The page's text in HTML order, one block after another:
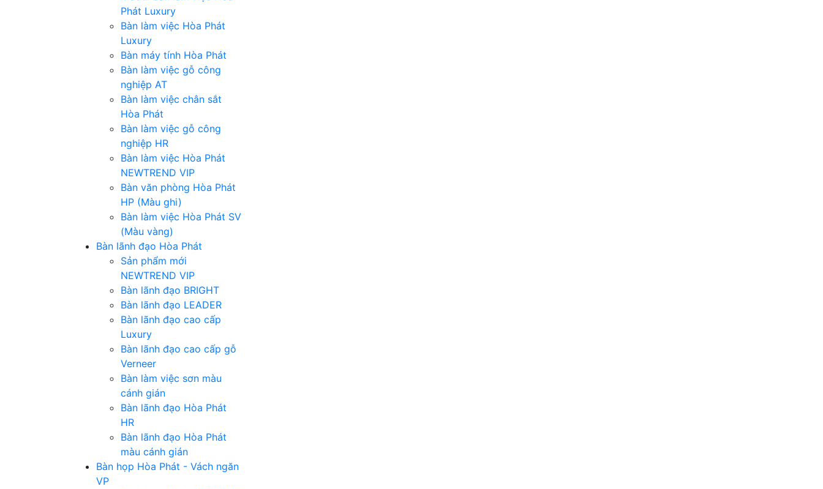
Phát Luxury
Bàn làm việc Hòa Phát
Luxury
Bàn máy tính Hòa Phát
Bàn làm việc gỗ công
nghiệp AT
Bàn làm việc chân sắt
Hòa Phát
Bàn làm việc gỗ công
nghiệp HR
Bàn làm việc Hòa Phát
NEWTREND VIP
Bàn văn phòng Hòa Phát
HP (Màu ghi)
Bàn làm việc Hòa Phát SV
(Màu vàng)
Bàn lãnh đạo Hòa Phát
Sản phẩm mới
NEWTREND VIP
Bàn lãnh đạo BRIGHT
Bàn lãnh đạo LEADER
Bàn lãnh đạo cao cấp
Luxury
Bàn lãnh đạo cao cấp gỗ
Verneer
Bàn làm việc sơn màu
cánh gián
Bàn lãnh đạo Hòa Phát
HR
Bàn lãnh đạo Hòa Phát
màu cánh gián
Bàn họp Hòa Phát - Vách ngăn
VP